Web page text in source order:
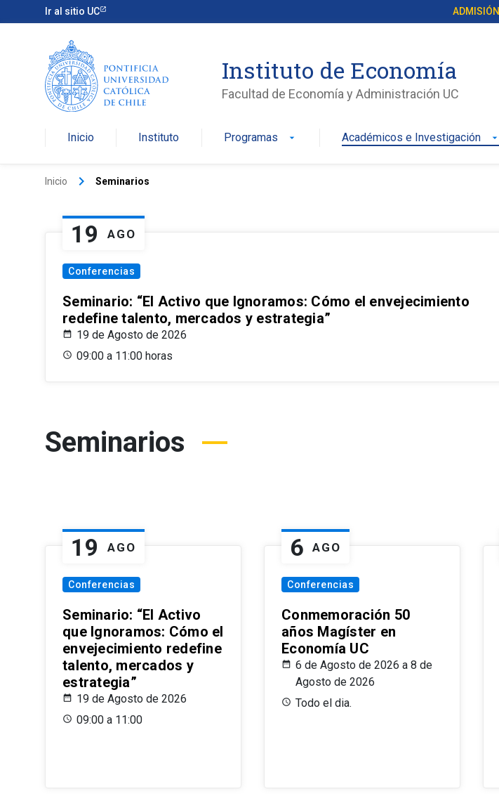
Ir al sitio UC ADMISIÓN
Instituto de Economía
Facultad de Economía y Administración UC
Inicio Instituto Programas arrow_drop_down Académicos e Investigación arrow_drop_down
Inicio keyboard_arrow_right Seminarios
19 AGO
Conferencias
Seminario: “El Activo que Ignoramos: Cómo el envejecimiento
redefine talento, mercados y estrategia”
19 de Agosto de 2026
09:00 a 11:00 horas
Seminarios
19 AGO
Conferencias
Seminario: “El Activo
que Ignoramos: Cómo el
envejecimiento redefine
talento, mercados y
estrategia”
19 de Agosto de 2026
09:00 a 11:00
6 AGO
Conferencias
Conmemoración 50
años Magíster en
Economía UC
6 de Agosto de 2026 a 8 de
Agosto de 2026
Todo el dia.